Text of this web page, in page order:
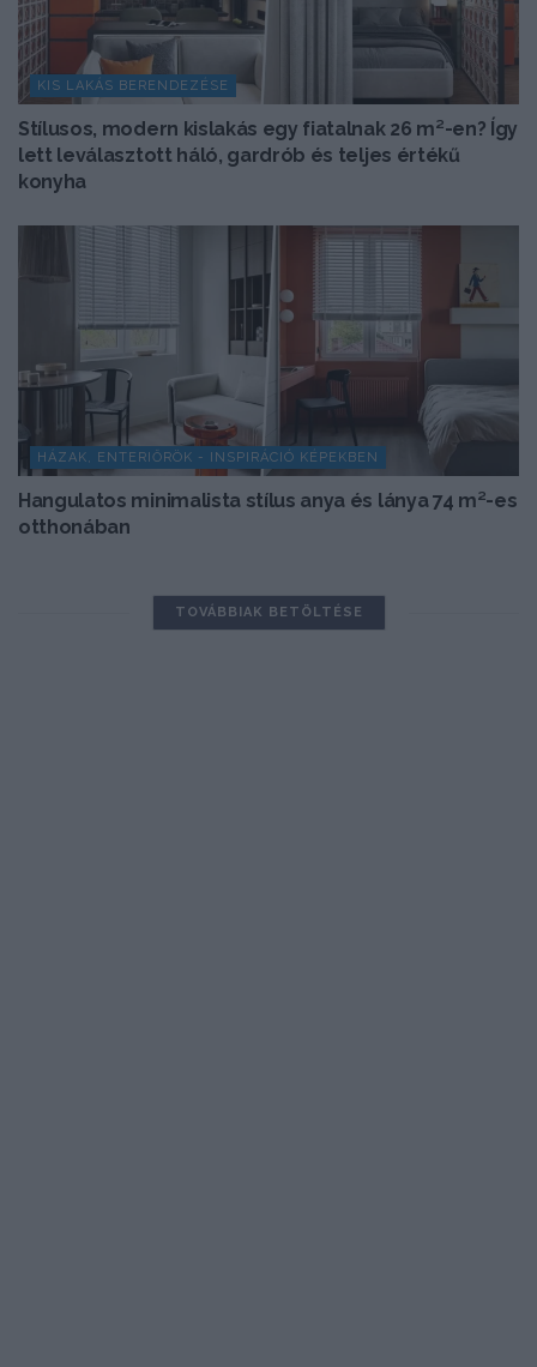
KIS LAKÁS BERENDEZÉSE
Stílusos, modern kislakás egy fiatalnak 26 m²-en? Így
lett leválasztott háló, gardrób és teljes értékű
konyha
HÁZAK, ENTERIŐRÖK - INSPIRÁCIÓ KÉPEKBEN
Hangulatos minimalista stílus anya és lánya 74 m²-es
otthonában
TOVÁBBIAK BETÖLTÉSE